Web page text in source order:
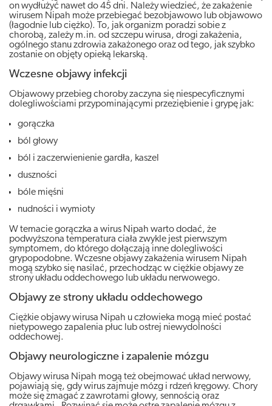
on wydłużyć nawet do 45 dni. Należy wiedzieć, że zakażenie
wirusem Nipah może przebiegać bezobjawowo lub objawowo
(łagodnie lub ciężko). To, jak organizm poradzi sobie z
chorobą, zależy m.in. od szczepu wirusa, drogi zakażenia,
ogólnego stanu zdrowia zakażonego oraz od tego, jak szybko
zostanie on objęty opieką lekarską.
Wczesne objawy infekcji
Objawowy przebieg choroby zaczyna się niespecyficznymi
dolegliwościami przypominającymi przeziębienie i grypę jak:
gorączka
ból głowy
ból i zaczerwienienie gardła, kaszel
duszności
bóle mięśni
nudności i wymioty
W temacie gorączka a wirus Nipah warto dodać, że
podwyższona temperatura ciała zwykle jest pierwszym
symptomem, do którego dołączają inne dolegliwości
grypopodobne. Wczesne objawy zakażenia wirusem Nipah
mogą szybko się nasilać, przechodząc w ciężkie objawy ze
strony układu oddechowego lub układu nerwowego.
Objawy ze strony układu oddechowego
Ciężkie objawy wirusa Nipah u człowieka mogą mieć postać
nietypowego zapalenia płuc lub ostrej niewydolności
oddechowej.
Objawy neurologiczne i zapalenie mózgu
Objawy wirusa Nipah mogą też obejmować układ nerwowy,
pojawiają się, gdy wirus zajmuje mózg i rdzeń kręgowy. Chory
może się zmagać z zawrotami głowy, sennością oraz